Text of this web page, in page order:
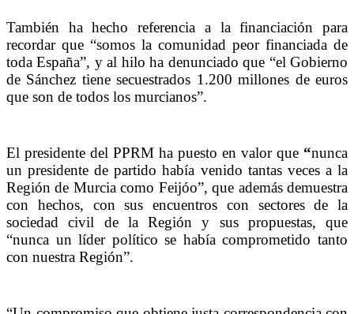
También ha hecho referencia a la financiación para
recordar que “somos la comunidad peor financiada de
toda España”, y al hilo ha denunciado que “el Gobierno
de Sánchez tiene secuestrados 1.200 millones de euros
que son de todos los murcianos”.
El presidente del PPRM ha puesto en valor que “nunca
un presidente de partido había venido tantas veces a la
Región de Murcia como Feijóo”, que además demuestra
con hechos, con sus encuentros con sectores de la
sociedad civil de la Región y sus propuestas, que
“nunca un líder político se había comprometido tanto
con nuestra Región”.